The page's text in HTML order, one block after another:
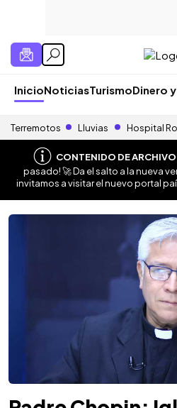
InicioNoticiasTurismoDinero
Terremotos Lluvias Hospital
CONTENIDO DE
pasado! 🚀 Da el salto a la nueva
invitamos a visitar el nuevo portal